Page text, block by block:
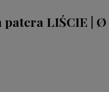
patera LIŚCIE | Ø